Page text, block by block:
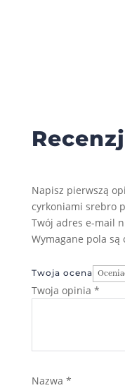
Napisz pierwszą
cyrkoniami srebro
Twój adres e-mail
Wymagane pola są
Twoja ocena
Twoja opinia *
Nazwa *